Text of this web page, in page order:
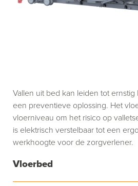
Vloerbed
Vallen uit bed kan leiden tot
een preventieve oplossing. Het
vloerniveau om het risico op
is elektrisch verstelbaar tot een
werkhoogte voor de zorgverlener.